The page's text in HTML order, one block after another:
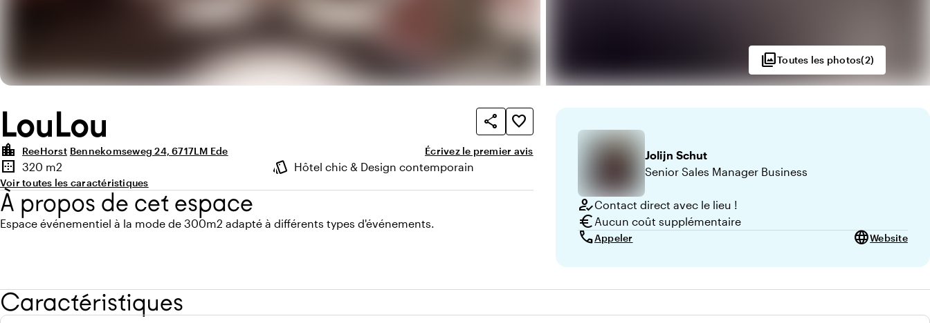
photo_libraryToutes les photos(2)
LouLou share
favorite_border
location_city
ReeHorst Bennekomseweg 24, 6717LM Ede Écrivez le premier avis
Points forts
border_outer
Superficie
320 m2 style
Ambiance
Hôtel chic & Design contemporain
Voir toutes les caractéristiques
À propos de cet espace
Espace événementiel à la mode de 300m2 adapté à différents types d'événements.
Jolijn Schut
Senior Sales Manager Business
how_to_regContact direct avec le lieu !
euro Aucun coût supplémentaire
callAppeler languageWebsite
Caractéristiques